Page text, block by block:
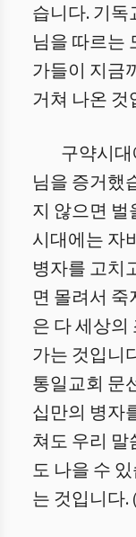
습니다. 기
님을 따르는
가들이 지금
거쳐 나온 것
구약시
님을 증거했
지 않으면 벌
시대에는 자
병자를 고치
면 몰려서
은 다 세상
가는 것입니
통일교회 문
십만의 병자
쳐도 우리 말
도 나을 수
는 것입니다. (